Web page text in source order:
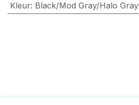
Kleur: Black/Mod Gray/Halo Gray